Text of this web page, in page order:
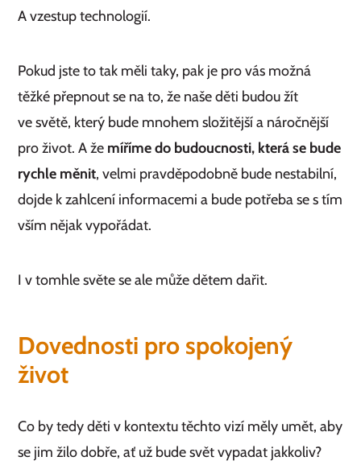
A vzestup technologií.
Pokud jste to tak měli taky, pak je pro vás možná
těžké přepnout se na to, že naše děti budou žít
ve světě, který bude mnohem složitější a náročnější
pro život. A že míříme do budoucnosti, která se bude
rychle měnit, velmi pravděpodobně bude nestabilní,
dojde k zahlcení informacemi a bude potřeba se s tím
vším nějak vypořádat.
I v tomhle světe se ale může dětem dařit.
Dovednosti pro spokojený
život
Co by tedy děti v kontextu těchto vizí měly umět, aby
se jim žilo dobře, ať už bude svět vypadat jakkoliv?